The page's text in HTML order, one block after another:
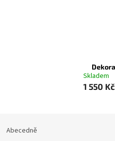
Skladem
1 550 Kč
Abecedně